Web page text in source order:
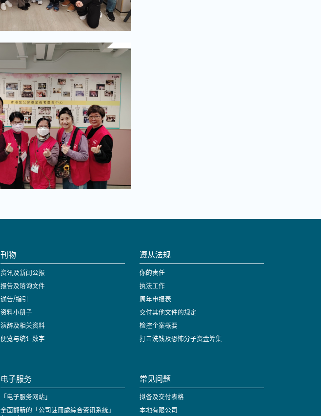
刊物
资讯及新闻公报
报告及谘询文件
通告/指引
资料小册子
演辞及相关资料
便览与统计数字
电子服务
「电子服务网站」
全面翻新的「公司註冊處綜合资讯系統」
遵从法规
你的责任
执法工作
周年申报表
交付其他文件的规定
检控个案概要
打击洗钱及恐怖分子资金筹集
常见问题
拟备及交付表格
本地有限公司